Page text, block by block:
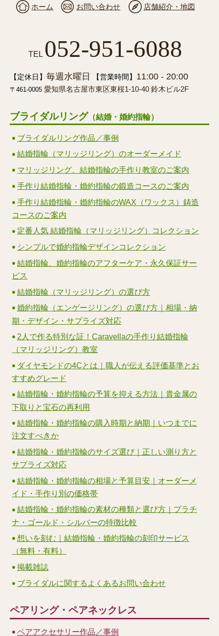
ホーム お問い合わせ 店舗紹介・地図
TEL 052-951-6088
【定休日】毎週水曜日 【営業時間】 11:00 - 20:00
〒461-0005愛知県名古屋市東区東桜1-10-40 鈴木ビル2F
ブライダルリング （結婚・婚約指輪）
ブライダルリング作品／事例
結婚指輪（マリッジリング）のオーダーメイド
マリッジリング、結婚指輪の手作り教室のご案内
手作り結婚指輪・婚約指輪の鍛造コースのご案内
手作り結婚指輪・婚約指輪のWAX（ワックス）鋳造
コースのご案内
定番人気 結婚指輪（マリッジリング）コレクション
シンプルで婚約指輪デザインコレクション
結婚指輪、婚約指輪のアフターケア・永久保証サー
ビス
結婚指輪（マリッジリング）の選び方
婚約指輪（エンゲージリング）の選び方｜相場・納
期・デザイン・サプライズ対応
2人で作る特別な証！Caravellaの手作り結婚指輪
（マリッジリング）教室
ダイヤモンドの4Cとは｜職人が伝える評価基準とお
すすめグレード
結婚指輪・婚約指輪の予算を抑える方法｜貴金属の
下取りと宝石の再利用
結婚指輪・婚約指輪の購入時期と納期｜いつまでに
注文すべきか
結婚指輪・婚約指輪のサイズ選び｜正しい測り方と
サプライズ対応
結婚指輪・婚約指輪の相場と予算目安｜オーダーメ
イド・手作り別の価格帯
結婚指輪・婚約指輪の素材の種類と選び方｜プラチ
ナ・ゴールド・シルバーの特徴比較
想いを刻む｜結婚指輪・婚約指輪の刻印サービス
（無料・有料）
掲載雑誌
ブライダルに関するよくあるお問い合わせ
ペアリング・ペアネックレス
ペアアクセサリー作品／事例